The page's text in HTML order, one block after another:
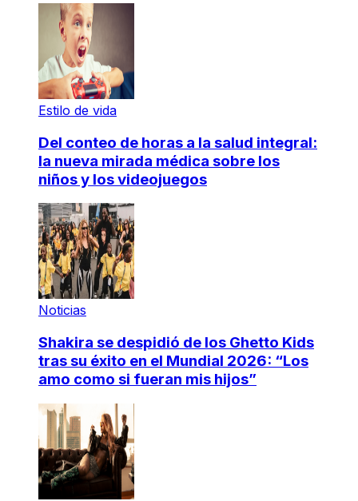
Estilo de vida
Del conteo de horas a la salud integral:
la nueva mirada médica sobre los
niños y los videojuegos
Noticias
Shakira se despidió de los Ghetto Kids
tras su éxito en el Mundial 2026: “Los
amo como si fueran mis hijos”